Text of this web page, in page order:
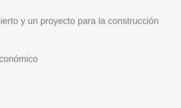
y un proyecto para la construcción